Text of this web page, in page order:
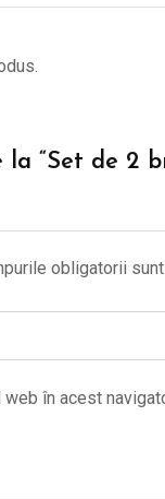
la “Set de
obligatorii
în acest